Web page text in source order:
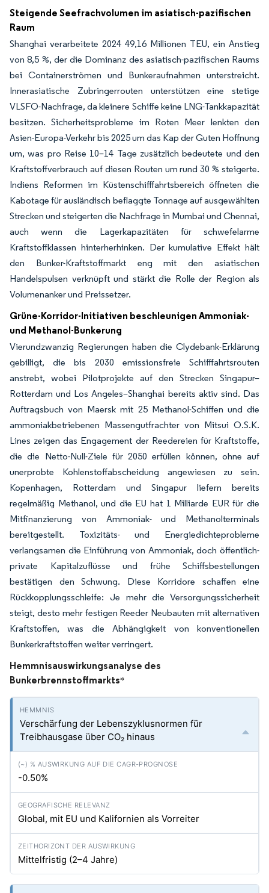
Steigende Seefrachvolumen im asiatisch-pazifischen
Raum
Shanghai verarbeitete 2024 49,16 Millionen TEU, ein Anstieg
von 8,5 %, der die Dominanz des asiatisch-pazifischen Raums
bei Containerströmen und Bunkeraufnahmen unterstreicht.
Innerasiatische Zubringerrouten unterstützen eine stetige
VLSFO-Nachfrage, da kleinere Schiffe keine LNG-Tankkapazität
besitzen. Sicherheitsprobleme im Roten Meer lenkten den
Asien-Europa-Verkehr bis 2025 um das Kap der Guten Hoffnung
um, was pro Reise 10–14 Tage zusätzlich bedeutete und den
Kraftstoffverbrauch auf diesen Routen um rund 30 % steigerte.
Indiens Reformen im Küstenschifffahrtsbereich öffneten die
Kabotage für ausländisch beflaggte Tonnage auf ausgewählten
Strecken und steigerten die Nachfrage in Mumbai und Chennai,
auch wenn die Lagerkapazitäten für schwefelarme
Kraftstoffklassen hinterherhinken. Der kumulative Effekt hält
den Bunker-Kraftstoffmarkt eng mit den asiatischen
Handelspulsen verknüpft und stärkt die Rolle der Region als
Volumenanker und Preissetzer.
Grüne-Korridor-Initiativen beschleunigen Ammoniak-
und Methanol-Bunkerung
Vierundzwanzig Regierungen haben die Clydebank-Erklärung
gebilligt, die bis 2030 emissionsfreie Schifffahrtsrouten
anstrebt, wobei Pilotprojekte auf den Strecken Singapur–
Rotterdam und Los Angeles–Shanghai bereits aktiv sind. Das
Auftragsbuch von Maersk mit 25 Methanol-Schiffen und die
ammoniakbetriebenen Massengutfrachter von Mitsui O.S.K.
Lines zeigen das Engagement der Reedereien für Kraftstoffe,
die die Netto-Null-Ziele für 2050 erfüllen können, ohne auf
unerprobte Kohlenstoffabscheidung angewiesen zu sein.
Kopenhagen, Rotterdam und Singapur liefern bereits
regelmäßig Methanol, und die EU hat 1 Milliarde EUR für die
Mitfinanzierung von Ammoniak- und Methanolterminals
bereitgestellt. Toxizitäts- und Energiedichteprobleme
verlangsamen die Einführung von Ammoniak, doch öffentlich-
private Kapitalzuflüsse und frühe Schiffsbestellungen
bestätigen den Schwung. Diese Korridore schaffen eine
Rückkopplungsschleife: Je mehr die Versorgungssicherheit
steigt, desto mehr festigen Reeder Neubauten mit alternativen
Kraftstoffen, was die Abhängigkeit von konventionellen
Bunkerkraftstoffen weiter verringert.
Hemmnisauswirkungsanalyse des
Bunkerbrennstoffmarkts*
Verschärfung der Lebenszyklusnormen für
Treibhausgase über CO₂ hinaus
-0.50%
Global, mit EU und Kalifornien als Vorreiter
Mittelfristig (2–4 Jahre)